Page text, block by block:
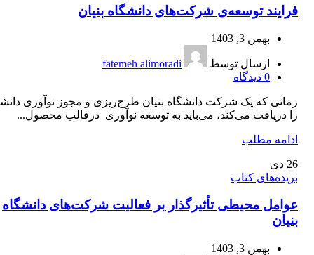
فرایند توسعه‌ی شرکت‌های دانشگاه بنیان
بهمن 3, 1403
ارسال توسط
fatemeh alimoradi
0 دیدگاه
زمانی که یک شرکت دانشگاه بنیان طرح‌ریزی و مجوز نوآوری
را دریافت می‌کند، می‌باید به توسعه نوآوری درقالب محصول...
ادامه مطلب
26 دی
بریده‌های کتاب
عوامل محیطی تأثیر‌گذار بر فعالیت شرکت‌های دانشگاه
بنیان
بهمن 3, 1403